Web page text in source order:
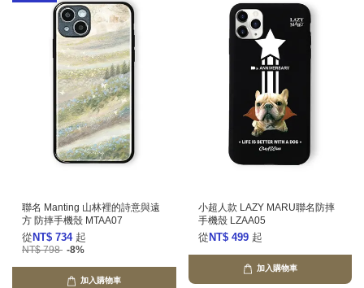
聯名 Manting 山林裡的詩意與遠
方 防摔手機殼 MTAA07
從 NT$ 734 起
NT$ 798 -8%
加入購物車
小超人款 LAZY MARU聯名防摔
手機殼 LZAA05
從 NT$ 499 起
加入購物車